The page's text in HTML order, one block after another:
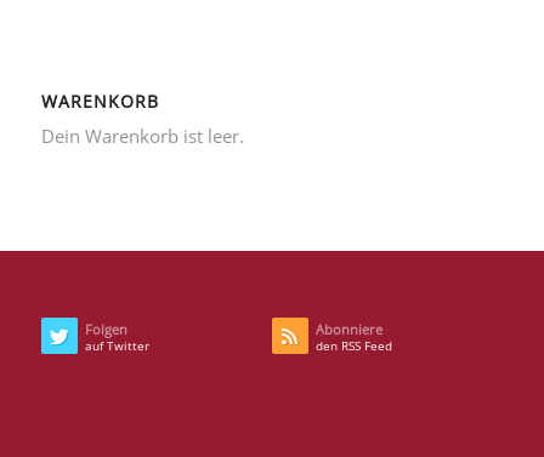
WARENKORB
Dein Warenkorb ist leer.
Folgen
auf Twitter
Abonniere
den RSS Feed